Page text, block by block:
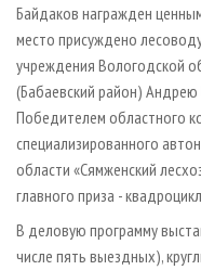
Байдаков награжден
место присуждено
учреждения Вологодской
(Бабаевский район) Андрею
Победителем областного
специализированного
области «Сямженский
главного приза -
В деловую программу
числе пять выездных),